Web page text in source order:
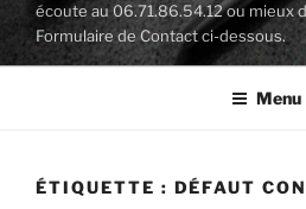
écoute au 06.71.86.54.12 ou mieux
Formulaire de Contact ci-dessous.
Menu
ÉTIQUETTE : DÉFAUT